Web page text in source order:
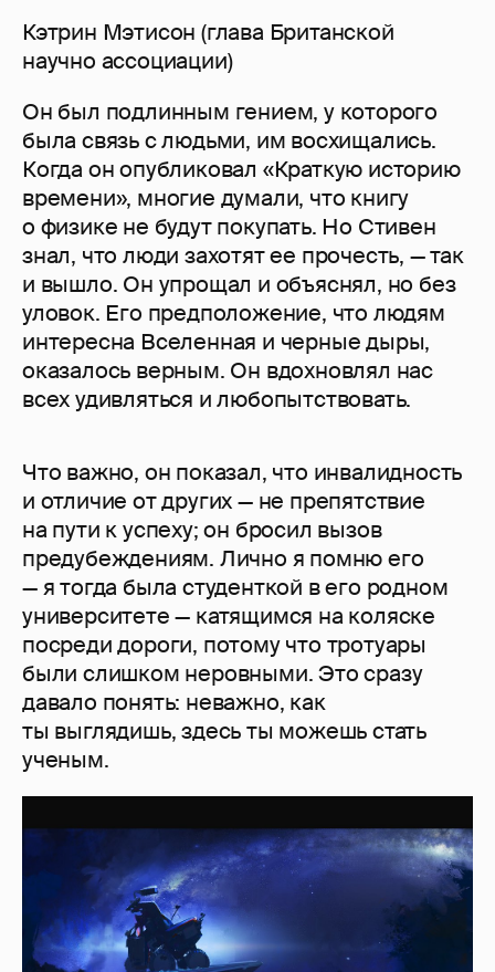
Кэтрин Мэтисон (глава Британской
научно ассоциации)
Он был подлинным гением, у которого
была связь с людьми, им восхищались.
Когда он опубликовал «Краткую историю
времени», многие думали, что книгу
о физике не будут покупать. Но Стивен
знал, что люди захотят ее прочесть, — так
и вышло. Он упрощал и объяснял, но без
уловок. Его предположение, что людям
интересна Вселенная и черные дыры,
оказалось верным. Он вдохновлял нас
всех удивлятьcя и любопытствовать.
Что важно, он показал, что инвалидность
и отличие от других — не препятствие
на пути к успеху; он бросил вызов
предубеждениям. Лично я помню его
— я тогда была студенткой в его родном
университете — катящимся на коляске
посреди дороги, потому что тротуары
были слишком неровными. Это сразу
давало понять: неважно, как
ты выглядишь, здесь ты можешь стать
ученым.